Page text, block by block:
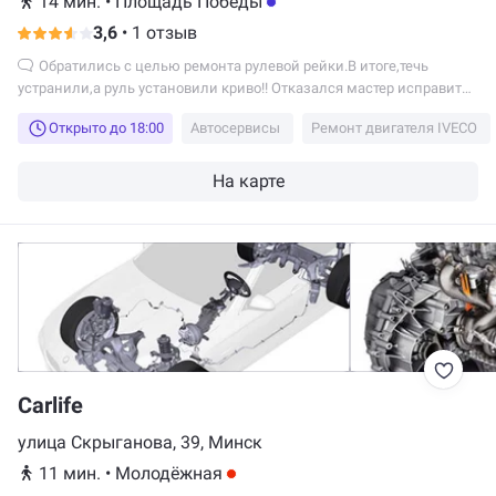
3,6 • 1 отзыв
устранили,а руль установили криво!! Отказался мастер исправить
клиенту!! Книга замечаний и предложений не оформлена в
Открыто до 18:00 Автосервисы Ремонт двигателя IVECO
На карте
Carlife
улица Скрыганова, 39, Минск
11 мин. • Молодёжная